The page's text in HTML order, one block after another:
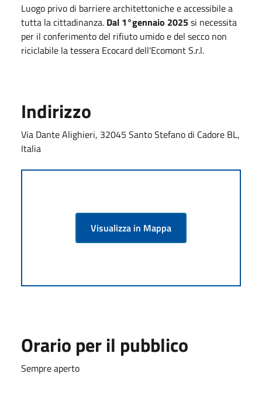
Luogo privo di barriere architettoniche e accessibile a
tutta la cittadinanza. Dal 1°gennaio 2025si necessita
per il conferimento del rifiuto umido e del secco non
riciclabile la tessera Ecocard dell'Ecomont S.r.l.
Indirizzo
Via Dante Alighieri, 32045 Santo Stefano di Cadore BL,
Italia
Visualizza in Mappa
Orario per il pubblico
Sempre aperto